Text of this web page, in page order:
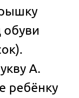
обуви
А.
ребёнку